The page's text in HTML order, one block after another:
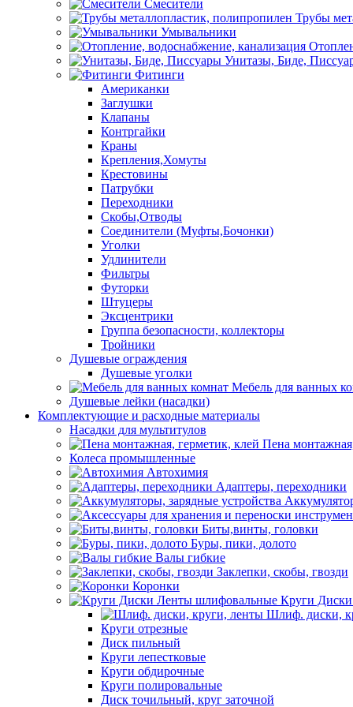
Смесители
Трубы
Умывальники
Унитазы, Биде,
Фитинги
Американки
Заглушки
Клапаны
Контргайки
Краны
Крепления,Хомуты
Крестовины
Патрубки
Переходники
Скобы,Отводы
Соединители (Муфты,Бочонки)
Уголки
Удлинители
Фильтры
Футорки
Штуцеры
Эксцентрики
Группа безопасности, коллекторы
Тройники
Душевые ограждения
Душевые уголки
Мебель для ванных
Душевые лейки (насадки)
Комплектующие и расходные материалы
Насадки для мультитулов
Пена
Колеса промышленные
Автохимия
Адаптеры, переходники
Биты,винты, головки
Буры, пики, долото
Валы гибкие
Заклепки, скобы, гвозди
Коронки
Круги
Шлиф. диски,
Круги отрезные
Диск пильный
Круги лепестковые
Круги обдирочные
Круги полировальные
Диск точильный, круг заточной